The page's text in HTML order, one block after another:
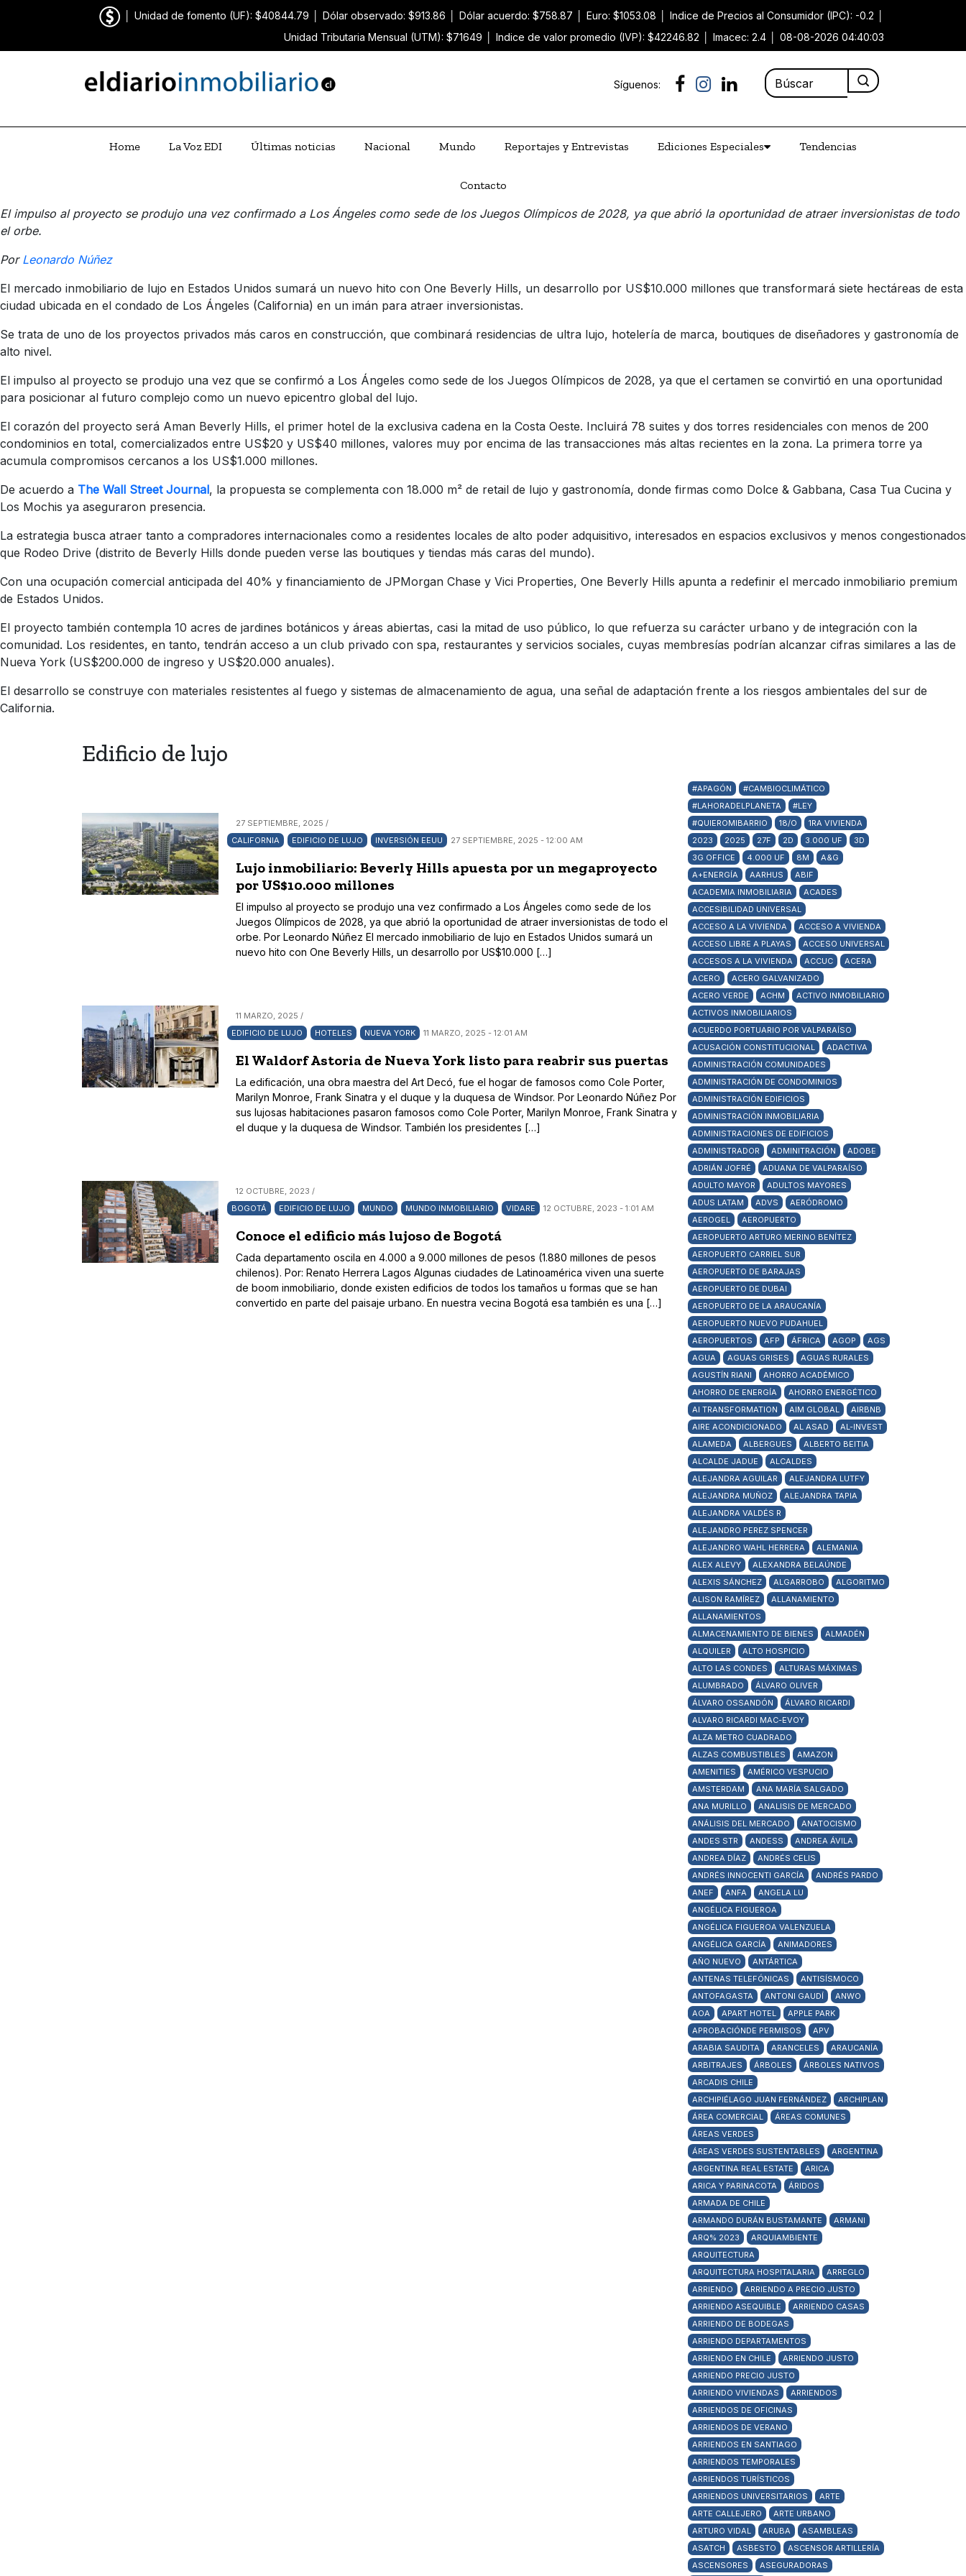
Unidad de fomento (UF): $40844.79 Dólar observado: $913.86 Dólar acuerdo: $758.87 Euro: $1053.08 Indice de Precios al Consumidor (IPC): -0.2
Unidad Tributaria Mensual (UTM): $71649
Indice de valor promedio (IVP): $42246.82 Imacec: 2.4 08-08-2026 04:40:03
Síguenos:
Home La Voz EDI Últimas noticias Nacional Mundo Reportajes y Entrevistas Ediciones Especiales Tendencias
Contacto
El impulso al proyecto se produjo una vez confirmado a Los Ángeles como sede de los Juegos Olímpicos de 2028, ya que abrió la oportunidad de atraer inversionistas de todo
el orbe.
Por Leonardo Núñez
El mercado inmobiliario de lujo en Estados Unidos sumará un nuevo hito con One Beverly Hills, un desarrollo por US$10.000 millones que transformará siete hectáreas de esta
ciudad ubicada en el condado de Los Ángeles (California) en un imán para atraer inversionistas.
Se trata de uno de los proyectos privados más caros en construcción, que combinará residencias de ultra lujo, hotelería de marca, boutiques de diseñadores y gastronomía de
alto nivel.
El impulso al proyecto se produjo una vez que se confirmó a Los Ángeles como sede de los Juegos Olímpicos de 2028, ya que el certamen se convirtió en una oportunidad
para posicionar al futuro complejo como un nuevo epicentro global del lujo.
El corazón del proyecto será Aman Beverly Hills, el primer hotel de la exclusiva cadena en la Costa Oeste. Incluirá 78 suites y dos torres residenciales con menos de 200
condominios en total, comercializados entre US$20 y US$40 millones, valores muy por encima de las transacciones más altas recientes en la zona. La primera torre ya
acumula compromisos cercanos a los US$1.000 millones.
De acuerdo a The Wall Street Journal, la propuesta se complementa con 18.000 m² de retail de lujo y gastronomía, donde firmas como Dolce & Gabbana, Casa Tua Cucina y
Los Mochis ya aseguraron presencia.
La estrategia busca atraer tanto a compradores internacionales como a residentes locales de alto poder adquisitivo, interesados en espacios exclusivos y menos congestionados
que Rodeo Drive (distrito de Beverly Hills donde pueden verse las boutiques y tiendas más caras del mundo).
Con una ocupación comercial anticipada del 40% y financiamiento de JPMorgan Chase y Vici Properties, One Beverly Hills apunta a redefinir el mercado inmobiliario premium
de Estados Unidos.
El proyecto también contempla 10 acres de jardines botánicos y áreas abiertas, casi la mitad de uso público, lo que refuerza su carácter urbano y de integración con la
comunidad. Los residentes, en tanto, tendrán acceso a un club privado con spa, restaurantes y servicios sociales, cuyas membresías podrían alcanzar cifras similares a las de
Nueva York (US$200.000 de ingreso y US$20.000 anuales).
El desarrollo se construye con materiales resistentes al fuego y sistemas de almacenamiento de agua, una señal de adaptación frente a los riesgos ambientales del sur de
California.
Edificio de lujo
27 SEPTIEMBRE, 2025 /
CALIFORNIA
EDIFICIO DE LUJO INVERSIÓN EEUU 27 SEPTIEMBRE, 2025 - 12:00 AM
Lujo inmobiliario: Beverly Hills apuesta por un megaproyecto
por US$10.000 millones
El impulso al proyecto se produjo una vez confirmado a Los Ángeles como sede de los
Juegos Olímpicos de 2028, ya que abrió la oportunidad de atraer inversionistas de todo el
orbe. Por Leonardo Núñez El mercado inmobiliario de lujo en Estados Unidos sumará un
nuevo hito con One Beverly Hills, un desarrollo por US$10.000 […]
11 MARZO, 2025 /
EDIFICIO DE LUJO
HOTELES NUEVA YORK 11 MARZO, 2025 - 12:01 AM
El Waldorf Astoria de Nueva York listo para reabrir sus puertas
La edificación, una obra maestra del Art Decó, fue el hogar de famosos como Cole Porter,
Marilyn Monroe, Frank Sinatra y el duque y la duquesa de Windsor. Por Leonardo Núñez Por
sus lujosas habitaciones pasaron famosos como Cole Porter, Marilyn Monroe, Frank Sinatra y
el duque y la duquesa de Windsor. También los presidentes […]
12 OCTUBRE, 2023 /
BOGOTÁ
EDIFICIO DE LUJO MUNDO MUNDO INMOBILIARIO VIDARE 12 OCTUBRE, 2023 - 1:01 AM
Conoce el edificio más lujoso de Bogotá
Cada departamento oscila en 4.000 a 9.000 millones de pesos (1.880 millones de pesos
chilenos). Por: Renato Herrera Lagos Algunas ciudades de Latinoamérica viven una suerte
de boom inmobiliario, donde existen edificios de todos los tamaños u formas que se han
convertido en parte del paisaje urbano. En nuestra vecina Bogotá esa también es una […]
#APAGÓN
#CAMBIOCLIMÁTICO
#LAHORADELPLANETA
#LEY
#QUIEROMIBARRIO
18/O
1RA VIVIENDA
2023
2025 27F 2D 3.000 UF
3D
3G OFFICE
4.000 UF 8M
A&G
A+ENERGÍA
AARHUS
ABIF
ACADEMIA INMOBILIARIA
ACADES
ACCESIBILIDAD UNIVERSAL
ACCESO A LA VIVIENDA
ACCESO A VIVIENDA
ACCESO LIBRE A PLAYAS
ACCESO UNIVERSAL
ACCESOS A LA VIVIENDA
ACCUC
ACERA
ACERO
ACERO GALVANIZADO
ACERO VERDE
ACHM
ACTIVO INMOBILIARIO
ACTIVOS INMOBILIARIOS
ACUERDO PORTUARIO POR VALPARAÍSO
ACUSACIÓN CONSTITUCIONAL
ADACTIVA
ADMINISTRACIÓN COMUNIDADES
ADMINISTRACIÓN DE CONDOMINIOS
ADMINISTRACIÓN EDIFICIOS
ADMINISTRACIÓN INMOBILIARIA
ADMINISTRACIONES DE EDIFICIOS
ADMINISTRADOR
ADMINITRACIÓN
ADOBE
ADRIÁN JOFRÉ
ADUANA DE VALPARAÍSO
ADULTO MAYOR
ADULTOS MAYORES
ADUS LATAM
ADVS
AERÓDROMO
AEROGEL
AEROPUERTO
AEROPUERTO ARTURO MERINO BENÍTEZ
AEROPUERTO CARRIEL SUR
AEROPUERTO DE BARAJAS
AEROPUERTO DE DUBAI
AEROPUERTO DE LA ARAUCANÍA
AEROPUERTO NUEVO PUDAHUEL
AEROPUERTOS
AFP ÁFRICA AGOP
AGS
AGUA
AGUAS GRISES
AGUAS RURALES
AGUSTÍN RIANI
AHORRO ACADÉMICO
AHORRO DE ENERGÍA
AHORRO ENERGÉTICO
AI TRANSFORMATION
AIM GLOBAL
AIRBNB
AIRE ACONDICIONADO
AL ASAD
AL-INVEST
ALAMEDA
ALBERGUES
ALBERTO BEITIA
ALCALDE JADUE
ALCALDES
ALEJANDRA AGUILAR
ALEJANDRA LUTFY
ALEJANDRA MUÑOZ
ALEJANDRA TAPIA
ALEJANDRA VALDÉS R
ALEJANDRO PEREZ SPENCER
ALEJANDRO WAHL HERRERA
ALEMANIA
ALEX ALEVY
ALEXANDRA BELAÚNDE
ALEXIS SÁNCHEZ
ALGARROBO
ALGORITMO
ALISON RAMÍREZ
ALLANAMIENTO
ALLANAMIENTOS
ALMACENAMIENTO DE BIENES
ALMADÉN
ALQUILER
ALTO HOSPICIO
ALTO LAS CONDES
ALTURAS MÁXIMAS
ALUMBRADO
ÁLVARO OLIVER
ÁLVARO OSSANDÓN
ÁLVARO RICARDI
ALVARO RICARDI MAC-EVOY
ALZA METRO CUADRADO
ALZAS COMBUSTIBLES
AMAZON
AMENITIES
AMÉRICO VESPUCIO
AMSTERDAM
ANA MARÍA SALGADO
ANA MURILLO
ANALISIS DE MERCADO
ANÁLISIS DEL MERCADO
ANATOCISMO
ANDES STR
ANDESS
ANDREA ÁVILA
ANDREA DÍAZ
ANDRÉS CELIS
ANDRÉS INNOCENTI GARCÍA
ANDRÉS PARDO
ANEF
ANFA
ANGELA LU
ANGÉLICA FIGUEROA
ANGÉLICA FIGUEROA VALENZUELA
ANGÉLICA GARCÍA
ANIMADORES
AÑO NUEVO
ANTÁRTICA
ANTENAS TELEFÓNICAS
ANTISÍSMOCO
ANTOFAGASTA
ANTONI GAUDÍ
ANWO
AOA
APART HOTEL
APPLE PARK
APROBACIÓNDE PERMISOS
APV
ARABIA SAUDITA
ARANCELES
ARAUCANÍA
ARBITRAJES
ÁRBOLES
ÁRBOLES NATIVOS
ARCADIS CHILE
ARCHIPIÉLAGO JUAN FERNÁNDEZ
ARCHIPLAN
ÁREA COMERCIAL
ÁREAS COMUNES
ÁREAS VERDES
ÁREAS VERDES SUSTENTABLES
ARGENTINA
ARGENTINA REAL ESTATE
ARICA
ARICA Y PARINACOTA
ÁRIDOS
ARMADA DE CHILE
ARMANDO DURÁN BUSTAMANTE
ARMANI
ARQ% 2023
ARQUIAMBIENTE
ARQUITECTURA
ARQUITECTURA HOSPITALARIA
ARREGLO
ARRIENDO
ARRIENDO A PRECIO JUSTO
ARRIENDO ASEQUIBLE
ARRIENDO CASAS
ARRIENDO DE BODEGAS
ARRIENDO DEPARTAMENTOS
ARRIENDO EN CHILE
ARRIENDO JUSTO
ARRIENDO PRECIO JUSTO
ARRIENDO VIVIENDAS
ARRIENDOS
ARRIENDOS DE OFICINAS
ARRIENDOS DE VERANO
ARRIENDOS EN SANTIAGO
ARRIENDOS TEMPORALES
ARRIENDOS TURÍSTICOS
ARRIENDOS UNIVERSITARIOS
ARTE
ARTE CALLEJERO
ARTE URBANO
ARTURO VIDAL
ARUBA
ASAMBLEAS
ASATCH
ASBESTO
ASCENSOR ARTILLERÍA
ASCENSORES
ASEGURADORAS